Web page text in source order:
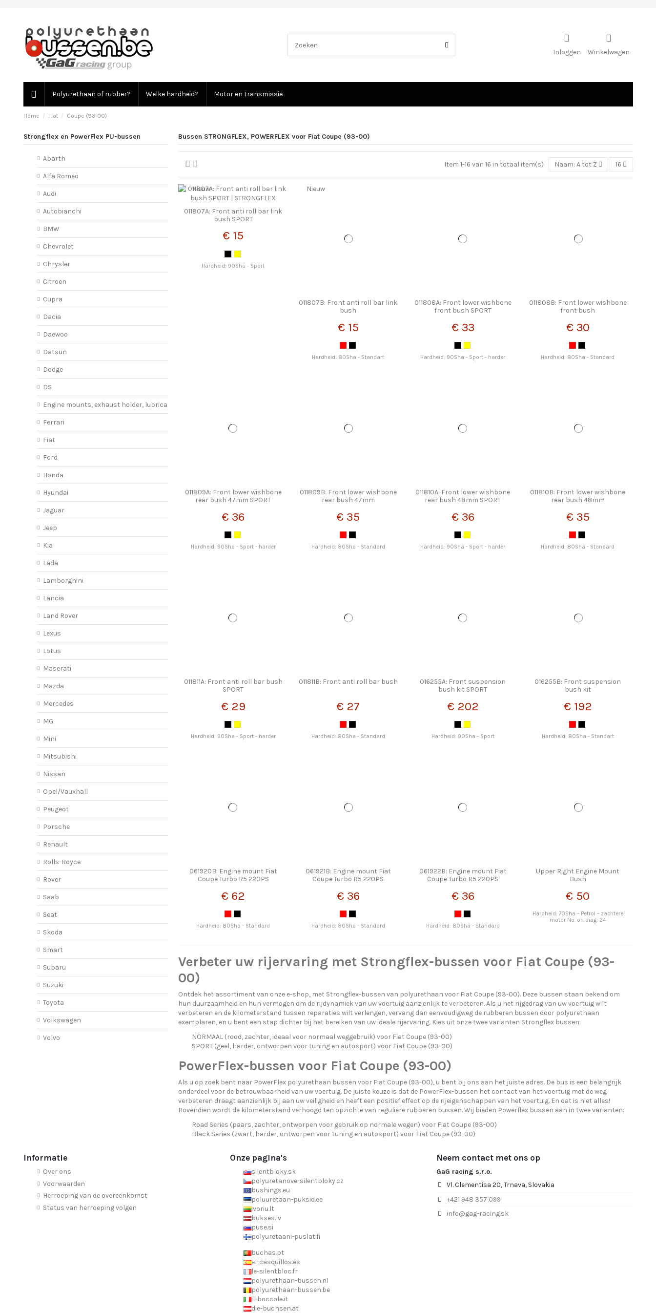
Inloggen Winkelwagen
Polyurethaan of rubber? Welke hardheid? Motor en transmissie
Home Fiat Coupe (93-00)
Bussen STRONGFLEX, POWERFLEX voor Fiat Coupe (93-00)
Item 1-16 van 16 in totaal item(s) Naam: A tot Z 16
Nieuw
011807A: Front anti roll bar link
bush SPORT
€ 15
Hardheid: 90Sha - Sport
Nieuw
011807B: Front anti roll bar link
bush
€ 15
Hardheid: 80Sha - Standart
011808A: Front lower wishbone
front bush SPORT
€ 33
Hardheid: 90Sha - Sport - harder
011808B: Front lower wishbone
front bush
€ 30
Hardheid: 80Sha - Standard
011809A: Front lower wishbone
rear bush 47mm SPORT
€ 36
Hardheid: 90Sha - Sport - harder
011809B: Front lower wishbone
rear bush 47mm
€ 35
Hardheid: 80Sha - Standard
011810A: Front lower wishbone
rear bush 48mm SPORT
€ 36
Hardheid: 90Sha - Sport - harder
011810B: Front lower wishbone
rear bush 48mm
€ 35
Hardheid: 80Sha - Standard
011811A: Front anti roll bar bush
SPORT
€ 29
Hardheid: 90Sha - Sport - harder
011811B: Front anti roll bar bush
€ 27
Hardheid: 80Sha - Standard
016255A: Front suspension
bush kit SPORT
€ 202
Hardheid: 90Sha - Sport
016255B: Front suspension
bush kit
€ 192
Hardheid: 80Sha - Standart
061920B: Engine mount Fiat
Coupe Turbo R5 220PS
€ 62
Hardheid: 80Sha - Standard
061921B: Engine mount Fiat
Coupe Turbo R5 220PS
€ 36
Hardheid: 80Sha - Standard
061922B: Engine mount Fiat
Coupe Turbo R5 220PS
€ 36
Hardheid: 80Sha - Standard
Upper Right Engine Mount
Bush
€ 50
Hardheid: 70Sha – Petrol – zachtere
motor No. on diag: 24
Verbeter uw rijervaring met Strongflex-bussen voor Fiat Coupe (93-
00)
Ontdek het assortiment van onze e-shop, met Strongflex-bussen van polyurethaan voor Fiat Coupe (93-00). Deze bussen staan bekend om
hun duurzaamheid en hun vermogen om de rijdynamiek van uw voertuig aanzienlijk te verbeteren. Als u het rijgedrag van uw voertuig wilt
verbeteren en de kilometerstand tussen reparaties wilt verlengen, vervang dan eenvoudigweg de rubberen bussen door polyurethaan
exemplaren, en u bent een stap dichter bij het bereiken van uw ideale rijervaring. Kies uit onze twee varianten Strongflex bussen:
NORMAAL (rood, zachter, ideaal voor normaal weggebruik) voor Fiat Coupe (93-00)
SPORT (geel, harder, ontworpen voor tuning en autosport) voor Fiat Coupe (93-00)
PowerFlex-bussen voor Fiat Coupe (93-00)
Als u op zoek bent naar PowerFlex polyurethaan bussen voor Fiat Coupe (93-00), u bent bij ons aan het juiste adres. De bus is een belangrijk
onderdeel voor de betrouwbaarheid van uw voertuig. De juiste keuze is dat de PowerFlex-bussen het contact van het voertuig met de weg
verbeteren draagt aanzienlijk bij aan uw veiligheid en heeft een positief effect op de rijeigenschappen van het voertuig. En dat is niet alles!
Bovendien wordt de kilometerstand verhoogd ten opzichte van reguliere rubberen bussen. Wij bieden Powerflex bussen aan in twee varianten:
Road Series (paars, zachter, ontworpen voor gebruik op normale wegen) voor Fiat Coupe (93-00)
Black Series (zwart, harder, ontworpen voor tuning en autosport) voor Fiat Coupe (93-00)
Strongflex en PowerFlex PU-bussen
Abarth
Alfa Romeo
Audi
Autobianchi
BMW
Chevrolet
Chrysler
Citroen
Cupra
Dacia
Daewoo
Datsun
Dodge
DS
Engine mounts, exhaust holder, lubricant
Ferrari
Fiat
Ford
Honda
Hyundai
Jaguar
Jeep
Kia
Lada
Lamborghini
Lancia
Land Rover
Lexus
Lotus
Maserati
Mazda
Mercedes
MG
Mini
Mitsubishi
Nissan
Opel/Vauxhall
Peugeot
Porsche
Renault
Rolls-Royce
Rover
Saab
Seat
Skoda
Smart
Subaru
Suzuki
Toyota
Volkswagen
Volvo
Informatie
Over ons
Voorwaarden
Herroeping van de overeenkomst
Status van herroeping volgen
Onze pagina's
silentbloky.sk
polyuretanove-silentbloky.cz
bushings.eu
poluuretaan-puksid.ee
ivoriu.lt
bukses.lv
puse.si
polyuretaani-puslat.fi
buchas.pt
el-casquillos.es
le-silentbloc.fr
polyurethaan-bussen.nl
polyurethaan-bussen.be
il-boccole.it
die-buchsen.at
Neem contact met ons op
GaG racing s.r.o.
Vl. Clementisa 20, Trnava, Slovakia
+421 948 357 099
info@gag-racing.sk